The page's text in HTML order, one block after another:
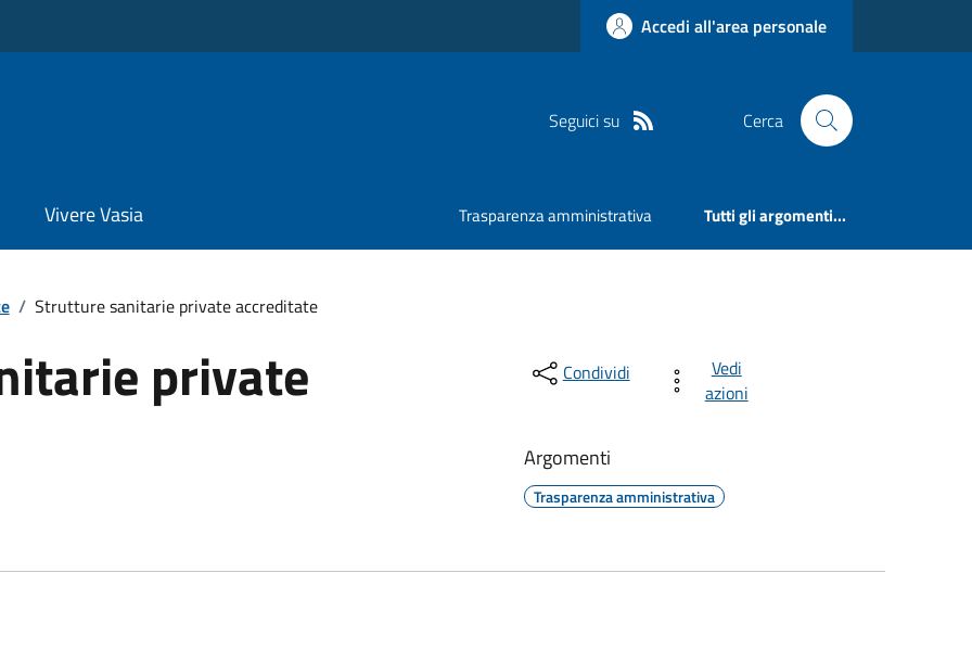
Accedi all'area personale
Seguici su Cerca
Vivere Vasia Trasparenza amministrativa Tutti gli argomenti...
/ Strutture sanitarie private accreditate
private Condividi
Vedi
azioni
Argomenti
Trasparenza amministrativa